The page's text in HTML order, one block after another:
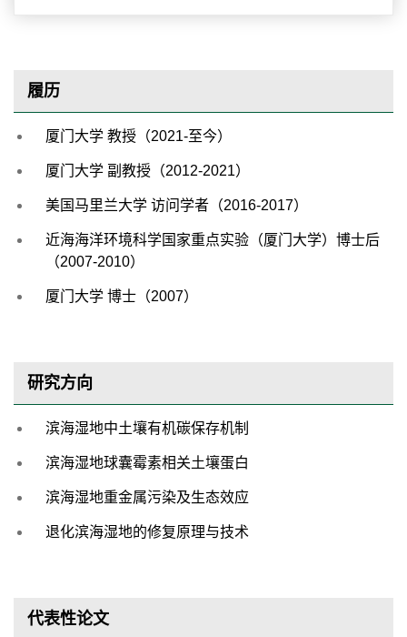
履历
厦门大学 教授（2021-至今）
厦门大学 副教授（2012-2021）
美国马里兰大学 访问学者（2016-2017）
近海海洋环境科学国家重点实验（厦门大学）博士后
（2007-2010）
厦门大学 博士（2007）
研究方向
滨海湿地中土壤有机碳保存机制
滨海湿地球囊霉素相关土壤蛋白
滨海湿地重金属污染及生态效应
退化滨海湿地的修复原理与技术
代表性论文